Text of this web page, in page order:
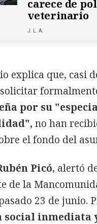
carece de
veterinario
J. L. A.
explica que, casi
solicitar
por su
no han
el fondo del
Picó, alertó
de la
23 de junio.
social inmediata